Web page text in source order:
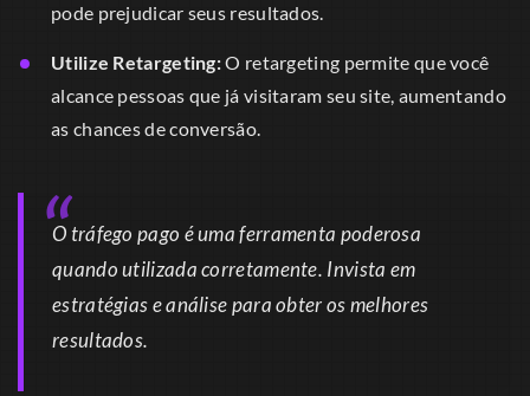
pode prejudicar seus resultados.
Utilize Retargeting:O retargeting permite que você
alcance pessoas que já visitaram seu site, aumentando
as chances de conversão.
O tráfego pago é uma ferramenta poderosa
quando utilizada corretamente. Invista em
estratégias e análise para obter os melhores
resultados.